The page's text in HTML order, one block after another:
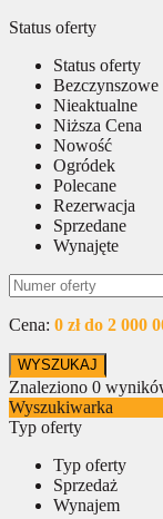
Status oferty
Status oferty
Bezczynszowe
Nieaktualne
Niższa Cena
Nowość
Ogródek
Polecane
Rezerwacja
Sprzedane
Wynajęte
Cena: 0 zł do 2 000
Znaleziono 0
Wyszukiwarka
Typ oferty
Typ oferty
Sprzedaż
Wynajem